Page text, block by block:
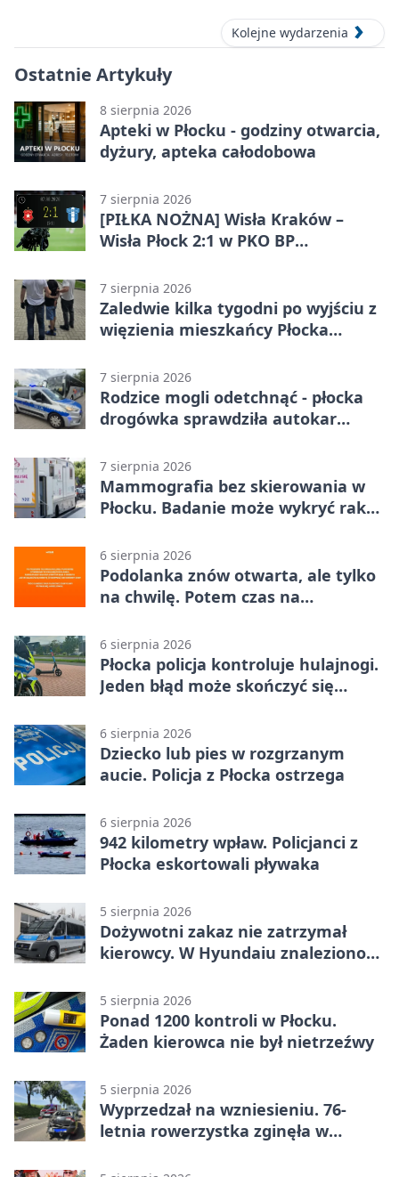
Kolejne wydarzenia
Ostatnie Artykuły
8 sierpnia 2026
Apteki w Płocku - godziny otwarcia,
dyżury, apteka całodobowa
7 sierpnia 2026
[PIŁKA NOŻNA] Wisła Kraków –
Wisła Płock 2:1 w PKO BP
rozstrzygnęli mecz przed przerwą
7 sierpnia 2026
Zaledwie kilka tygodni po wyjściu z
więzienia mieszkańcy Płocka
7 sierpnia 2026
Rodzice mogli odetchnąć - płocka
drogówka sprawdziła autokar
7 sierpnia 2026
Mammografia bez skierowania w
Płocku. Badanie może wykryć raka,
6 sierpnia 2026
Podolanka znów otwarta, ale tylko
na chwilę. Potem czas na
6 sierpnia 2026
Płocka policja kontroluje hulajnogi.
Jeden błąd może skończyć się
6 sierpnia 2026
Dziecko lub pies w rozgrzanym
aucie. Policja z Płocka ostrzega
6 sierpnia 2026
942 kilometry wpław. Policjanci z
Płocka eskortowali pływaka
5 sierpnia 2026
Dożywotni zakaz nie zatrzymał
kierowcy. W Hyundaiu znaleziono
5 sierpnia 2026
Ponad 1200 kontroli w Płocku.
Żaden kierowca nie był nietrzeźwy
5 sierpnia 2026
Wyprzedzał na wzniesieniu. 76-
letnia rowerzystka zginęła w